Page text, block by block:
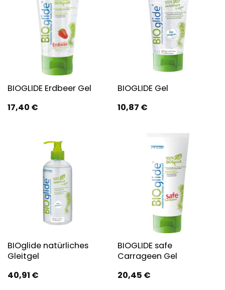
BIOGLIDE Erdbeer Gel
17,40 €
BIOGLIDE Gel
10,87 €
BIOglide natürliches
Gleitgel
40,91 €
BIOGLIDE safe
Carrageen Gel
20,45 €